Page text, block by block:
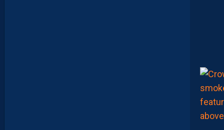
Z
U
A
A